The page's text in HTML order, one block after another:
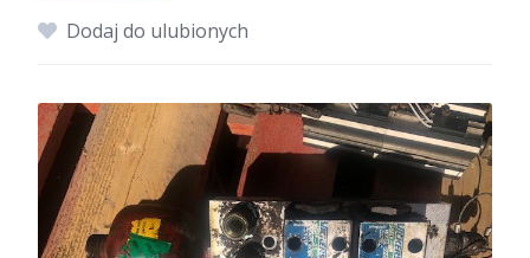
Dodaj do ulubionych